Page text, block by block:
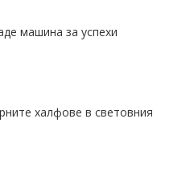
машина за успехи
халфове в световния